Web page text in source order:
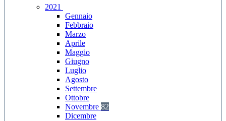
2021
Gennaio
Febbraio
Marzo
Aprile
Maggio
Giugno
Luglio
Agosto
Settembre
Ottobre
Novembre 82
Dicembre